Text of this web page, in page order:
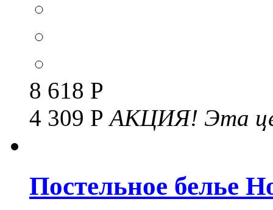
8 618 Р
4 309 РАКЦИЯ! Эта
Постельное белье